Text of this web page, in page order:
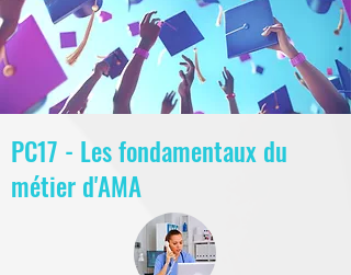
PC17 - Les fondamentaux du
métier d'AMA